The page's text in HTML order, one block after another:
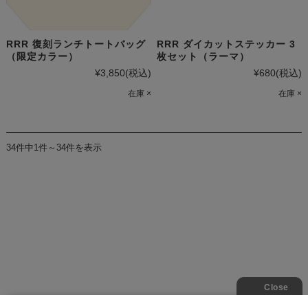
RRR 復刻ランチトートバッグ
（限定カラー）
¥3,850(税込)
在庫 ×
RRR ダイカットステッカー 3
枚セット（ラーマ）
¥680(税込)
在庫 ×
34件中1件～34件を表示